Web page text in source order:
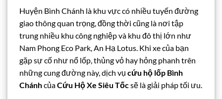
Huyện Bình Chánh là khu vực có nhiều tuyến đường
giao thông quan trọng, đồng thời cũng là nơi tập
trung nhiều khu công nghiệp và khu đô thị lớn như
Nam Phong Eco Park, An Hạ Lotus. Khi xe của bạn
gặp sự cố như nổ lốp, thủng vỏ hay hỏng phanh trên
những cung đường này, dịch vụ cứu hộ lốp Bình
ChánhcủaCứu Hộ Xe Siêu Tốcsẽ là giải pháp tối ưu.